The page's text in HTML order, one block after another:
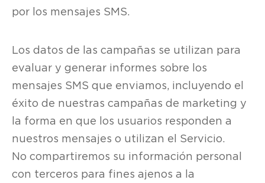
por los mensajes SMS.
Los datos de las campañas se utilizan para
evaluar y generar informes sobre los
mensajes SMS que enviamos, incluyendo el
éxito de nuestras campañas de marketing y
la forma en que los usuarios responden a
nuestros mensajes o utilizan el Servicio.
No compartiremos su información personal
con terceros para fines ajenos a la